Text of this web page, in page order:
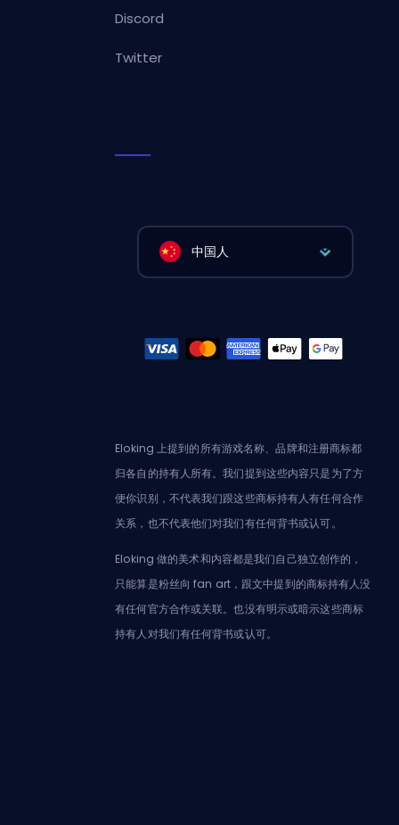
Discord
Twitter
中国人
Eloking 上提到的所有游戏名称、品牌和注册商标都
归各自的持有人所有。我们提到这些内容只是为了方
便你识别，不代表我们跟这些商标持有人有任何合作
关系，也不代表他们对我们有任何背书或认可。
Eloking 做的美术和内容都是我们自己独立创作的，
只能算是粉丝向 fan art，跟文中提到的商标持有人没
有任何官方合作或关联。也没有明示或暗示这些商标
持有人对我们有任何背书或认可。